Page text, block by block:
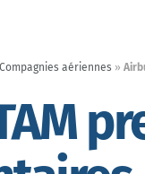
Compagnies aériennes »